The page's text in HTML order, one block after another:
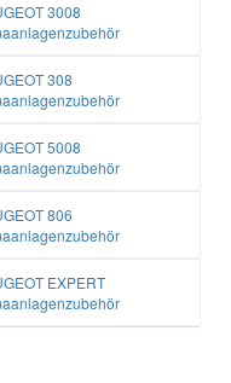
3008
308
5008
806
EXPERT